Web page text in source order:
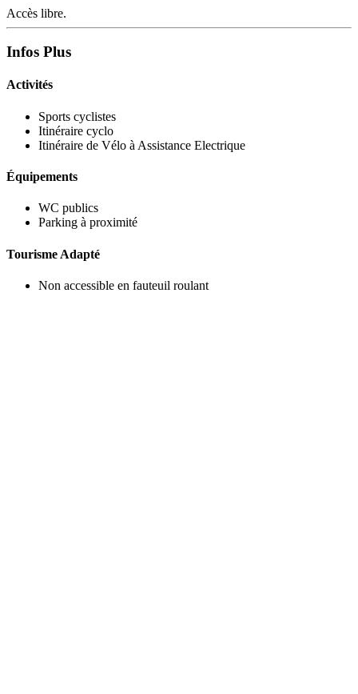
Accès libre.
Infos Plus
Activités
Sports cyclistes
Itinéraire cyclo
Itinéraire de Vélo à Assistance Electrique
Équipements
WC publics
Parking à proximité
Tourisme Adapté
Non accessible en fauteuil roulant